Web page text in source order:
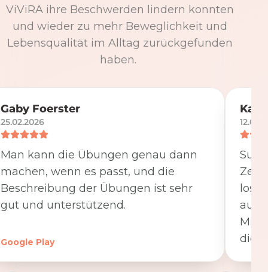
ViViRA ihre Beschwerden lindern konnten
und wieder zu mehr Beweglichkeit und
Lebensqualität im Alltag zurückgefunden
haben.
Gaby Foerster
25.02.2026
Man kann die Übungen genau dann
machen, wenn es passt, und die
Beschreibung der Übungen ist sehr
gut und unterstützend.
Google Play
Zeit
die